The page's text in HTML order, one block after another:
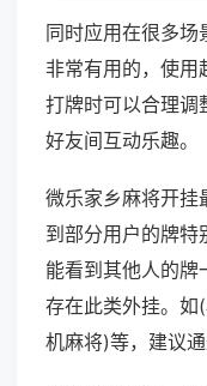
同时应用在很多
非常有用的，使用
打牌时可以合理调
好友间互动乐趣。
微乐家乡麻将开挂
到部分用户的牌特
能看到其他人的牌
存在此类外挂。如
机麻将)等，建议